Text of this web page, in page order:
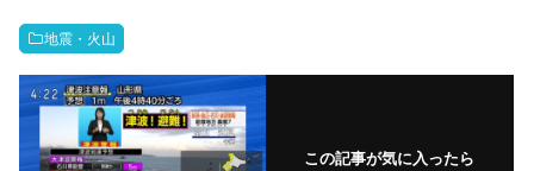
地震・火山
この記事が気に入ったら